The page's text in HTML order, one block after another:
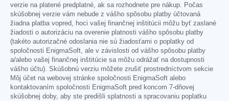
verzie na platené predplatné, ak sa rozhodnete pre nákup. Počas
skúšobnej verzie vám nebude z vášho spôsobu platby účtovaná
žiadna platba vopred, hoci vašej finančnej inštitúcii môžu byť zaslané
žiadosti o autorizáciu na overenie platnosti vášho spôsobu platby
(takéto autorizačné odoslania nie sú žiadosťami o poplatky od
spoločnosti EnigmaSoft, ale v závislosti od vášho spôsobu platby
a/alebo vašej finančnej inštitúcie sa môžu odrážať na dostupnosti
vášho účtu). Skúšobnú verziu môžete zrušiť prostredníctvom sekcie
Môj účet na webovej stránke spoločnosti EnigmaSoft alebo
kontaktovaním spoločnosti EnigmaSoft pred koncom 7-dňovej
skúšobnej doby, aby ste predišli splatnosti a spracovaniu poplatku